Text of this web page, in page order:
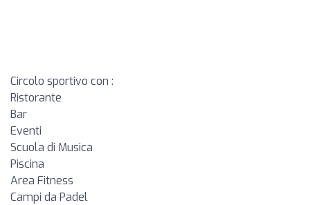
Circolo sportivo con :
Ristorante
Bar
Eventi
Scuola di Musica
Piscina
Area Fitness
Campi da Padel